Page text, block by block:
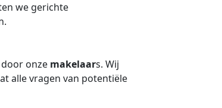
we gerichte
onze makelaars. Wij
alle vragen van potentiële